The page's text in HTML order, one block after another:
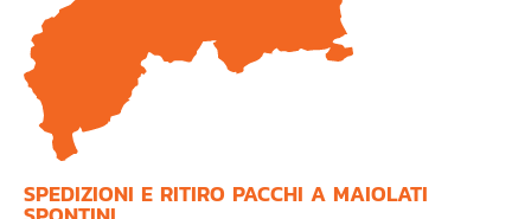
SPEDIZIONI E RITIRO PACCHI A MAIOLATI